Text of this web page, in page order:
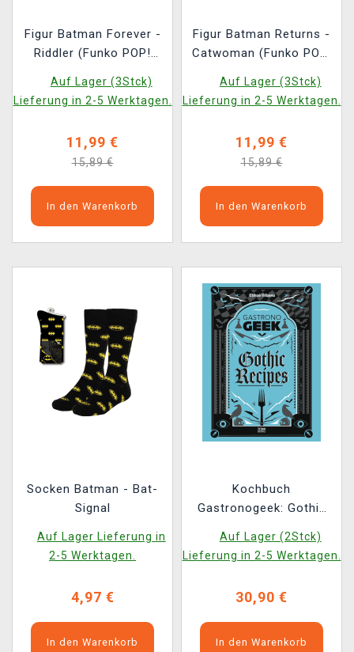
Figur Batman Forever -
Riddler (Funko POP!
Auf Lager (3Stck)
Lieferung in 2-5 Werktagen.
11,99 €
15,89 €
In den Warenkorb
Figur Batman Returns -
Catwoman (Funko POP!
Auf Lager (3Stck)
Lieferung in 2-5 Werktagen.
11,99 €
15,89 €
In den Warenkorb
Socken Batman - Bat-
Signal
Auf Lager Lieferung in
2-5 Werktagen.
4,97 €
In den Warenkorb
Kochbuch
Gastronogeek: Gothic
Auf Lager (2Stck)
Lieferung in 2-5 Werktagen.
30,90 €
In den Warenkorb